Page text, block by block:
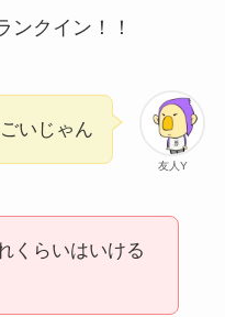
ンクイン！！
友人Y
いじゃん
くらいはいける